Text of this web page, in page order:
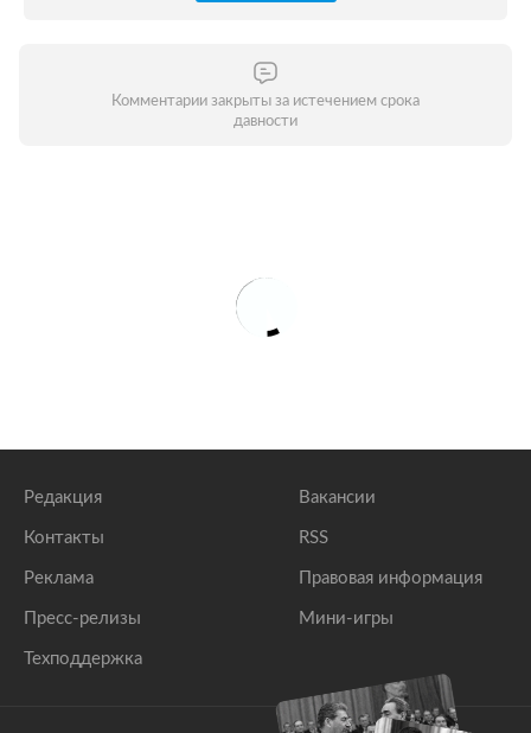
Комментарии закрыты за истечением срока
давности
Редакция
Контакты
Реклама
Пресс-релизы
Техподдержка
Вакансии
RSS
Правовая информация
Мини-игры